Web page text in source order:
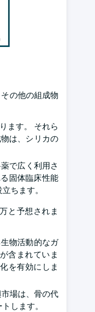
の他の組成物
ます。 それら
は、シリカの
で広く利用さ
固体臨床性能
ちます。
と予想されま
物活動的なガ
含まれていま
を有効にしま
場は、骨の代
します。